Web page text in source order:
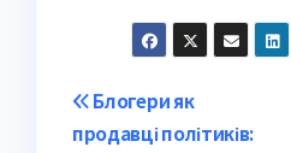
Post
Блогери як
продавці політиків: